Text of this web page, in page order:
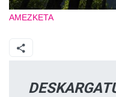
AMEZKETA